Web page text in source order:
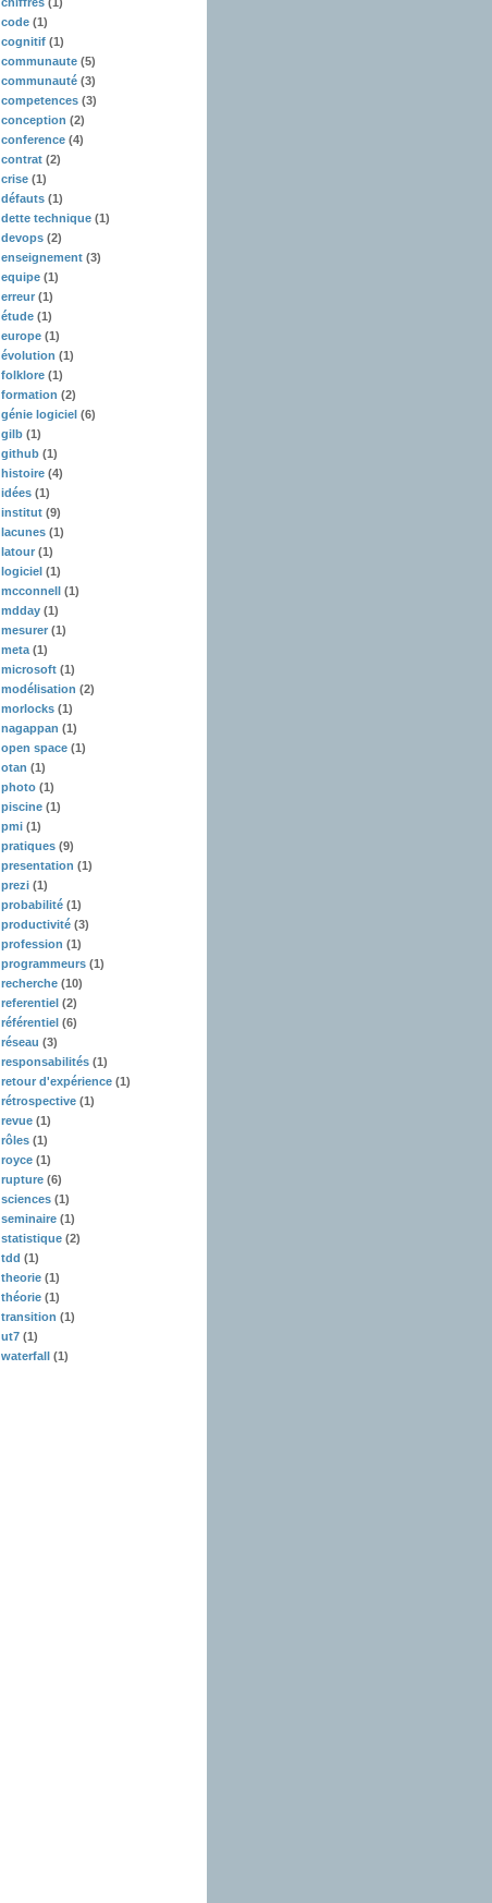
code(1)
cognitif(1)
communaute(5)
communauté(3)
competences(3)
conception(2)
conference(4)
contrat(2)
crise(1)
défauts(1)
dette technique(1)
devops(2)
enseignement(3)
equipe(1)
erreur(1)
étude(1)
europe(1)
évolution(1)
folklore(1)
formation(2)
génie logiciel(6)
gilb(1)
github(1)
histoire(4)
idées(1)
institut(9)
lacunes(1)
latour(1)
logiciel(1)
mcconnell(1)
mdday(1)
mesurer(1)
meta(1)
microsoft(1)
modélisation(2)
morlocks(1)
nagappan(1)
open space(1)
otan(1)
photo(1)
piscine(1)
pmi(1)
pratiques(9)
presentation(1)
prezi(1)
probabilité(1)
productivité(3)
profession(1)
programmeurs(1)
recherche(10)
referentiel(2)
référentiel(6)
réseau(3)
responsabilités(1)
retour d'expérience(1)
rétrospective(1)
revue(1)
rôles(1)
royce(1)
rupture(6)
sciences(1)
seminaire(1)
statistique(2)
tdd(1)
theorie(1)
théorie(1)
transition(1)
ut7(1)
waterfall(1)